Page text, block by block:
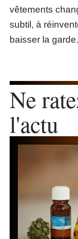
vêtements
subtil, à
baisser la garde.
Ne
l'actu